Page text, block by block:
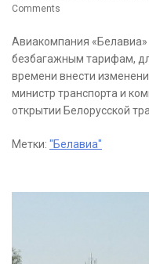
Comments
Авиакомпания
безбагажным тарифам,
времени внести
министр транспорта и
открытии Белорусской
Метки: "Белавиа"